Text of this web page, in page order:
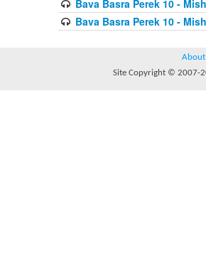
Bava Basra Perek 10 -
Bava Basra Perek 10 -
About
Site Copyright © 2007-